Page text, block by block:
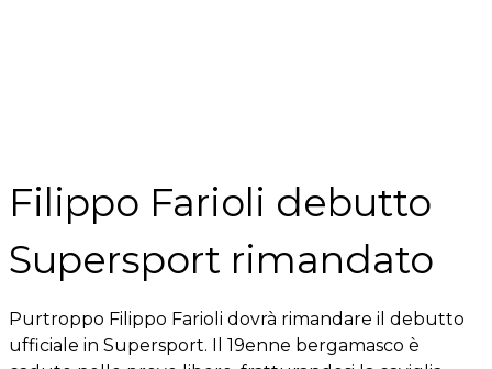
Filippo Farioli debutto
Supersport rimandato
Purtroppo Filippo Farioli dovrà rimandare il debutto
ufficiale in Supersport. Il 19enne bergamasco è